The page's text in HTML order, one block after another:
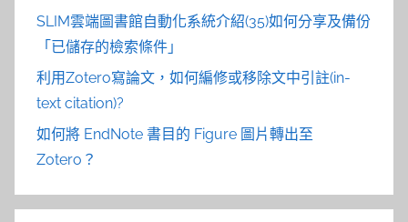
SLIM雲端圖書館自動化系統介紹(35)如何分享及備份
「已儲存的檢索條件」
利用Zotero寫論文，如何編修或移除文中引註(in-
text citation)?
如何將 EndNote 書目的 Figure 圖片轉出至
Zotero？